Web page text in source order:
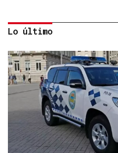
25 DE SEPTIEMBRE
El COB abrirá y cerrará la
Lo último